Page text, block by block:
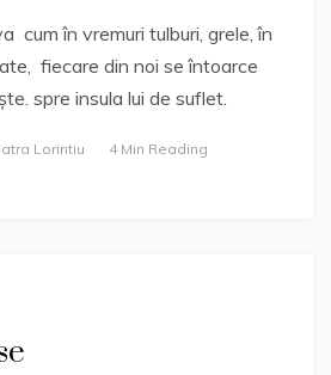
cum în vremuri tulburi, grele, în
fiecare din noi se întoarce
spre insula lui de suflet.
Lorintiu 4 Min Reading